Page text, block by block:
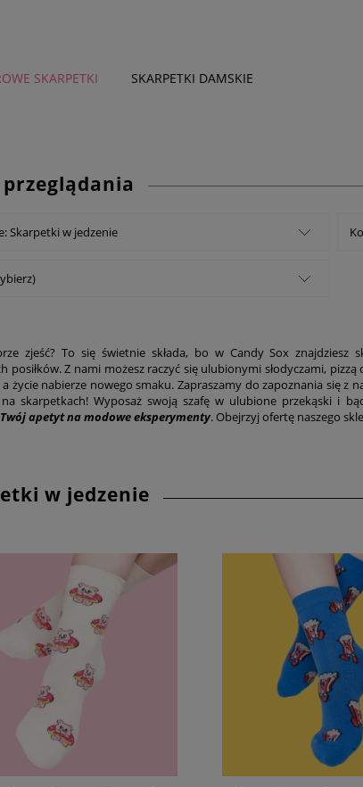
SKARPETKI SKARPETKI DAMSKIE
Skarpetki w jedzenie
zjeść? To się świetnie składa, bo w Candy Sox
posiłków. Z nami możesz raczyć się ulubionymi słodyczami,
życie nabierze nowego smaku. Zapraszamy do zapoznania się z
na skarpetkach! Wyposaż swoją szafę w ulubione przekąski i
apetyt na modowe eksperymenty. Obejrzyj ofertę naszego
w jedzenie